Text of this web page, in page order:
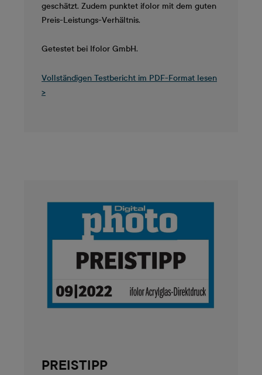
geschätzt. Zudem punktet ifolor mit dem guten
Preis-Leistungs-Verhältnis.
Getestet bei Ifolor GmbH.
Vollständigen Testbericht im PDF-Format lesen
>
PREISTIPP